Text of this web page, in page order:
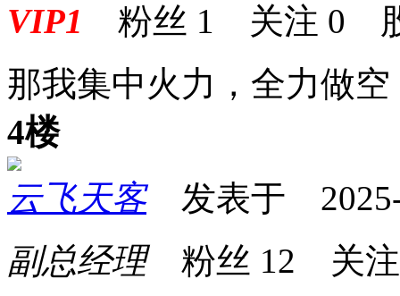
VIP1 粉丝 1 关注 0
那我集中火力，全力做空
4楼
云飞天客发表于 2025-
副总经理粉丝 12 关